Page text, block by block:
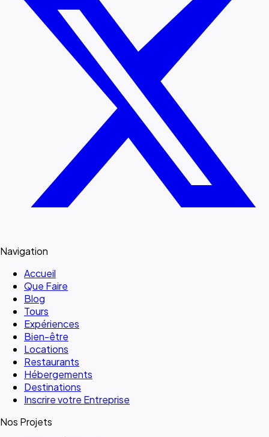
Navigation
Accueil
Que Faire
Blog
Tours
Expériences
Bien-être
Locations
Restaurants
Hébergements
Destinations
Inscrire votre Entreprise
Nos Projets